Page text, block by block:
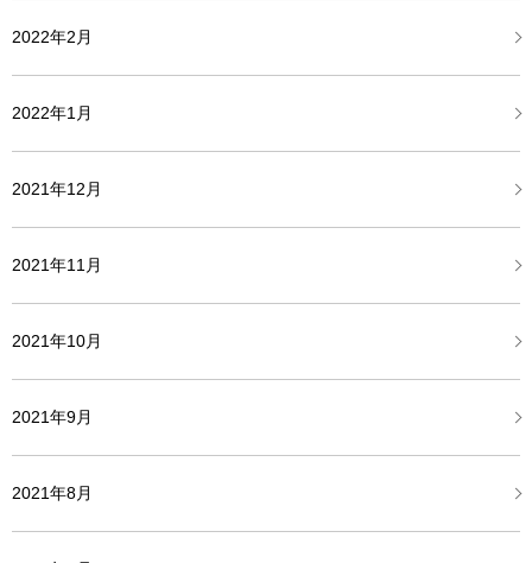
2022年2月
2022年1月
2021年12月
2021年11月
2021年10月
2021年9月
2021年8月